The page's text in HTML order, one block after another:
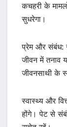
कचहरी के
सुधरेगा।
प्रेम और संबंध:
जीवन में तनाव
जीवनसाथी के
स्वास्थ्य और
होंगे। पेट से